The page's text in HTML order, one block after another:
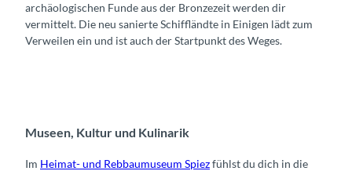
archäologischen Funde aus der Bronzezeit werden dir
vermittelt. Die neu sanierte Schiffländte in Einigen lädt zum
Verweilen ein und ist auch der Startpunkt des Weges.
Museen, Kultur und Kulinarik
Im Heimat- und Rebbaumuseum Spiezfühlst du dich in die